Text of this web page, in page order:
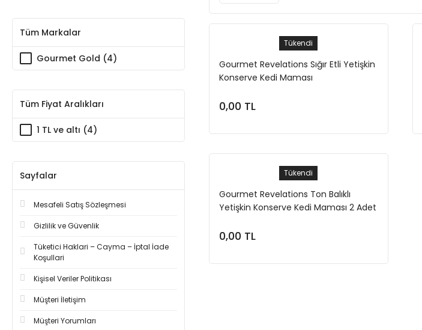
Tüm Markalar
Gourmet Gold (4)
Tüm Fiyat Aralıkları
1 TL ve altı (4)
Sayfalar
Mesafeli Satış Sözleşmesi
Gizlilik ve Güvenlik
Tüketici Haklari – Cayma – İptal İade
Koşullari
Kişisel Veriler Politikası
Müşteri İletişim
Müşteri Yorumları
Tükendi
Gourmet Revelations Sığır Etli Yetişkin
Konserve Kedi Maması
0,00 TL
Tükendi
Gourmet Revelations Ton Balıklı
Yetişkin Konserve Kedi Maması 2 Adet
0,00 TL